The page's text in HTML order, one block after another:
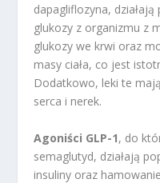
dapagliflozyna,
glukozy z organizmu z
glukozy we krwi oraz
masy ciała, co jest
Dodatkowo, leki te
serca i nerek.
Agoniści GLP-1, do
semaglutyd, działają
insuliny oraz